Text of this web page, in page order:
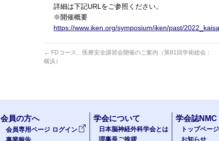
詳細は下記URLをご参照ください。
※開催概要
https://www.iken.org/symposium/iken/past/
← FDコース、医療安全講習会開催のご案内（第81回学術総会：
横浜）
会員の方へ
会員専用ページ ログイン
学会について
日本脳神経外科学会とは
理事長ご挨拶
学会誌NMC
トップページ
お知らせ